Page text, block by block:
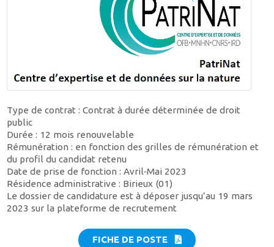
Type de contrat : Contrat à durée déterminée de droit
public
Durée : 12 mois renouvelable
Rémunération : en fonction des grilles de rémunération et
du profil du candidat retenu
Date de prise de fonction : Avril‐Mai 2023
Résidence administrative : Birieux (01)
Le dossier de candidature est à déposer jusqu’au 19 mars
2023 sur la plateforme de recrutement
FICHE DE POSTE